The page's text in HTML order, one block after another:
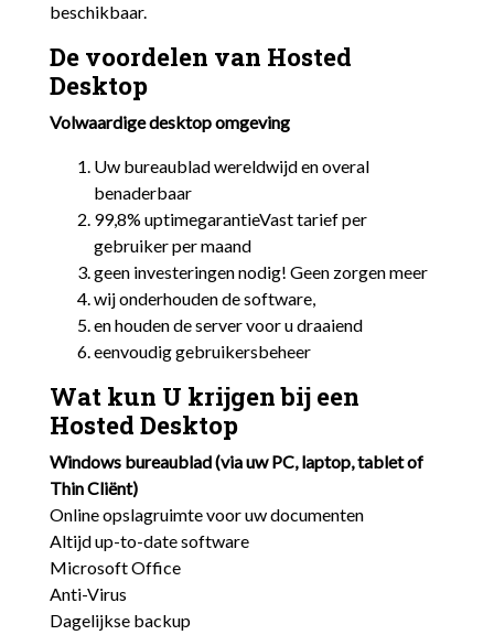
beschikbaar.
De voordelen van Hosted
Desktop
Volwaardige desktop omgeving
Uw bureaublad wereldwijd en overal
benaderbaar
99,8% uptimegarantieVast tarief per
gebruiker per maand
geen investeringen nodig! Geen zorgen meer
wij onderhouden de software,
en houden de server voor u draaiend
eenvoudig gebruikersbeheer
Wat kun U krijgen bij een
Hosted Desktop
Windows bureaublad (via uw PC, laptop, tablet of
Thin Cliënt)
Online opslagruimte voor uw documenten
Altijd up-to-date software
Microsoft Office
Anti-Virus
Dagelijkse backup